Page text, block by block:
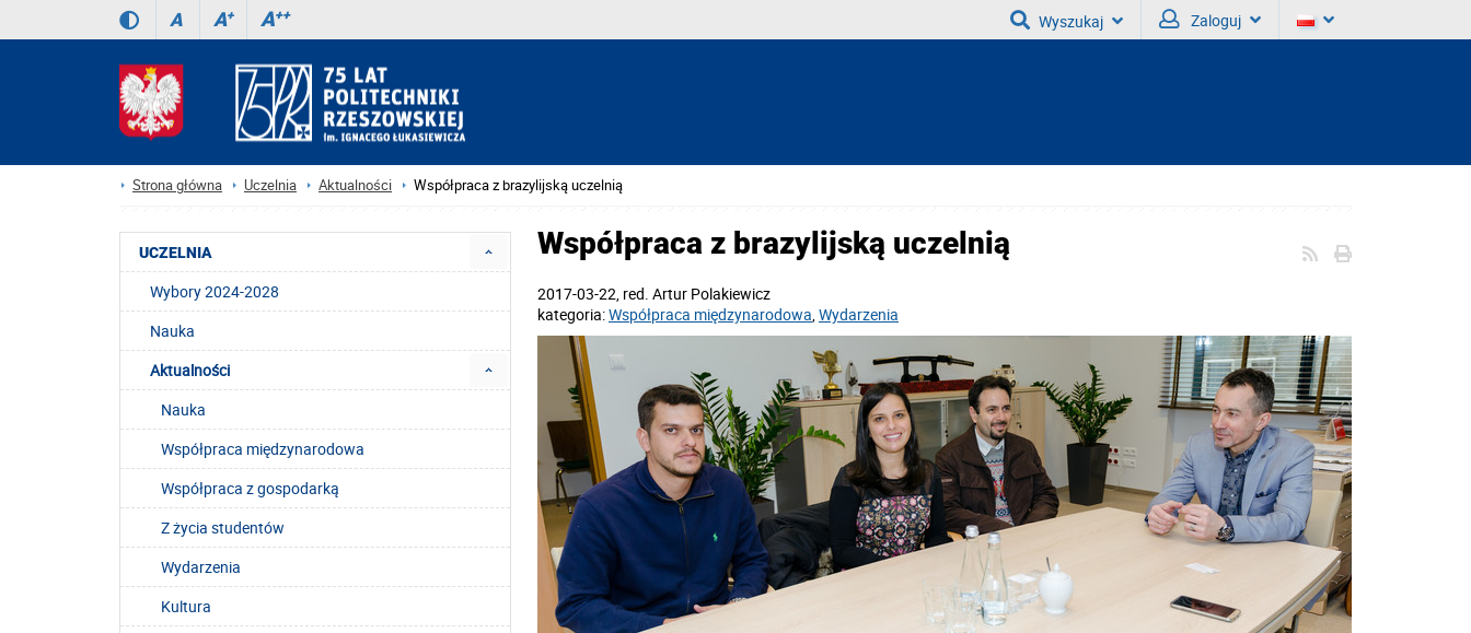
A A+ A++ Wyszukaj Zaloguj
Strona główna Uczelnia Aktualności Współpraca z brazylijską uczelnią
Współpraca z brazylijską uczelnią
2017-03-22, red. Artur Polakiewicz
kategoria:Współpraca międzynarodowa,Wydarzenia
UCZELNIA
Wybory 2024-2028
Nauka
Aktualności
Nauka
Współpraca międzynarodowa
Współpraca z gospodarką
Z życia studentów
Wydarzenia
Kultura